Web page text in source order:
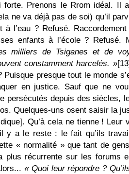
forte. Prenons le Rrom idéal. Il
ne va déjà pas de soi) qu’il
à l’eau ? Refusé.
enfants à l’école ? Refusé.
milliers de Tsiganes et de
constamment harcelés. »
Puisque presque tout le monde
en justice. Sauf que ne
persécutés depuis des siècles,
Quelques-uns osent saisir la
Qu’à cela ne tienne ! Leur
y a le reste : le fait qu’ils
« normalité » que tant de
plus récurrente sur les forums
« Quoi leur répondre ?